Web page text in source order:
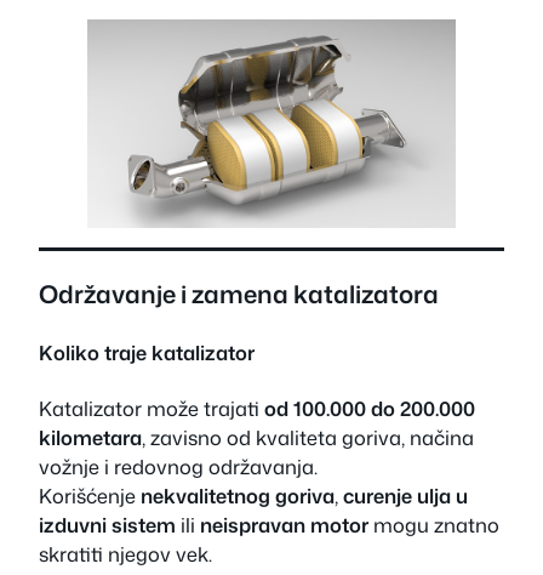
Održavanje i zamena katalizatora
Koliko traje katalizator
Katalizator može trajati od 100.000 do 200.000
kilometara, zavisno od kvaliteta goriva, načina
vožnje i redovnog održavanja.
Korišćenje nekvalitetnog goriva,curenje ulja u
izduvni sistem ili neispravan motor mogu znatno
skratiti njegov vek.